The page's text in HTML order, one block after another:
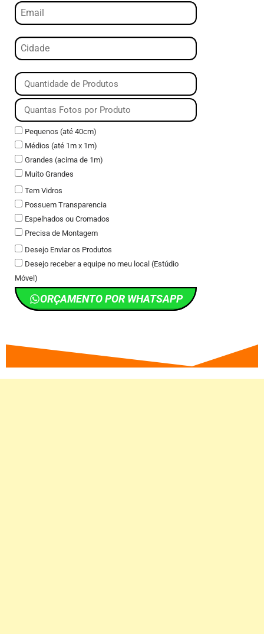
Pequenos (até 40cm)
Médios (até 1m x 1m)
Grandes (acima de 1m)
Muito Grandes
Tem Vidros
Possuem Transparencia
Espelhados ou Cromados
Precisa de Montagem
Desejo Enviar os Produtos
Desejo receber a equipe no meu local (Estúdio
Móvel)
ORÇAMENTO POR WHATSAPP